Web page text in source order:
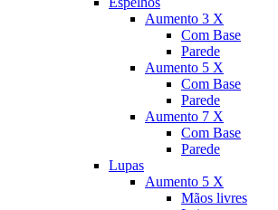
Aumento 3 X
Com Base
Parede
Aumento 5 X
Com Base
Parede
Aumento 7 X
Com Base
Parede
Lupas
Aumento 5 X
Mãos livres